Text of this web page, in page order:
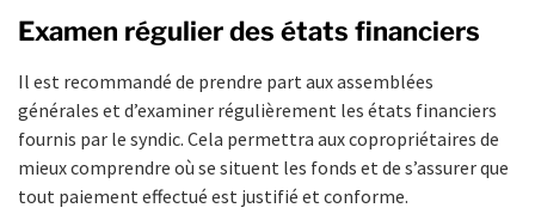
Examen régulier des états financiers
Il est recommandé de prendre part aux assemblées
générales et d’examiner régulièrement les états financiers
fournis par le syndic. Cela permettra aux copropriétaires de
mieux comprendre où se situent les fonds et de s’assurer que
tout paiement effectué est justifié et conforme.